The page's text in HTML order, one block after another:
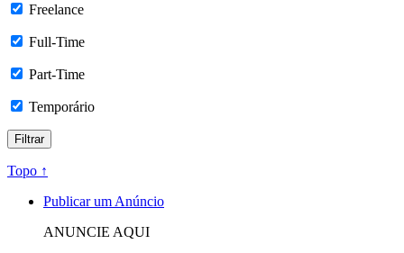
Freelance
Full-Time
Part-Time
Temporário
Topo ↑
Publicar um Anúncio
ANUNCIE AQUI